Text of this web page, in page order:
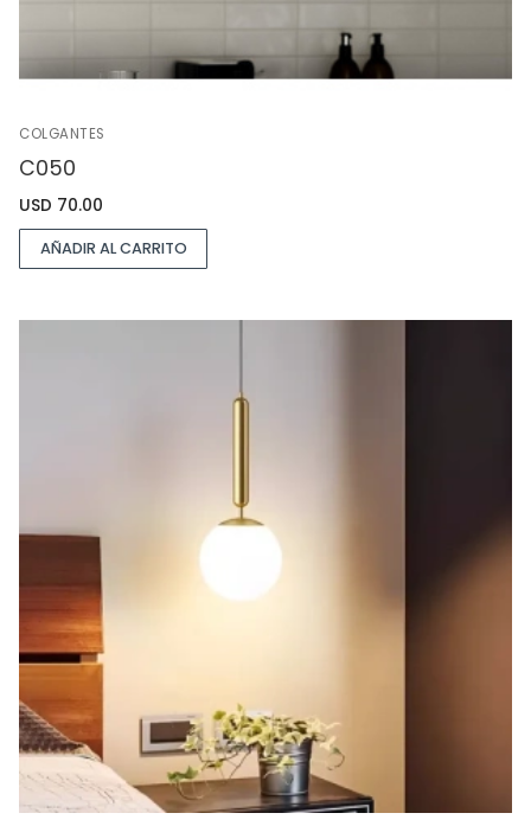
COLGANTES
C050
USD 70.00
AÑADIR AL CARRITO